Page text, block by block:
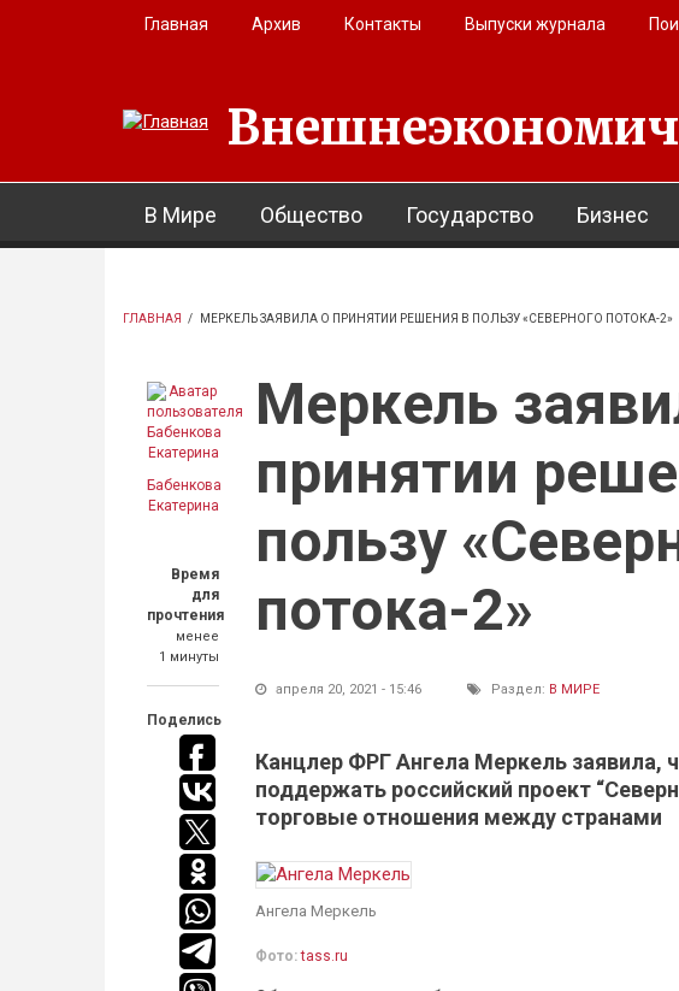
Перейти к основному содержанию
Главная Архив Контакты Выпуски журнала
В Мире Общество Государство Бизнес
ГЛАВНАЯ / МЕРКЕЛЬ ЗАЯВИЛА О ПРИНЯТИИ РЕШЕНИЯ В ПОЛЬЗУ «СЕВЕРНОГО ПОТОКА-2»
Бабенкова
Екатерина
Время
для
прочтения
менее
1 минуты
Поделись
Меркель
принятии
пользу
потока-2»
апреля 20, 2021 - 15:46 Раздел: В МИРЕ
Канцлер ФРГ Ангела Меркель заявила,
поддержать российский проект
торговые отношения между странами
Ангела Меркель
Фото:tass.ru